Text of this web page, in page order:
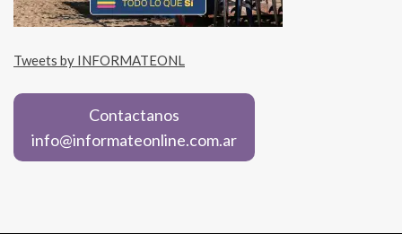
Tweets by INFORMATEONL
Contactanos
info@informateonline.com.ar